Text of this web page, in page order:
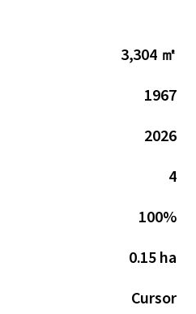
a fully renovated, cash-
growing technology
3,304 ㎡
1967
2026
4
100%
0.15 ha
Cursor